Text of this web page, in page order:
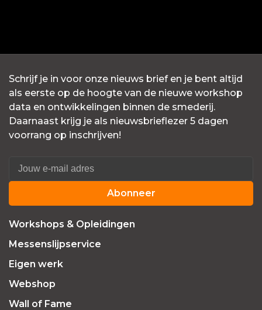
Schrijf je in voor onze nieuws brief en je bent altijd
als eerste op de hoogte van de nieuwe workshop
data en ontwikkelingen binnen de smederij.
Daarnaast krijg je als nieuwsbrieflezer 5 dagen
voorrang op inschrijven!
Abonneer
Workshops & Opleidingen
Messenslijpservice
Eigen werk
Webshop
Wall of Fame